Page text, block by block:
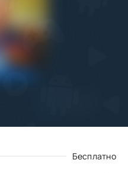
Бесплатно